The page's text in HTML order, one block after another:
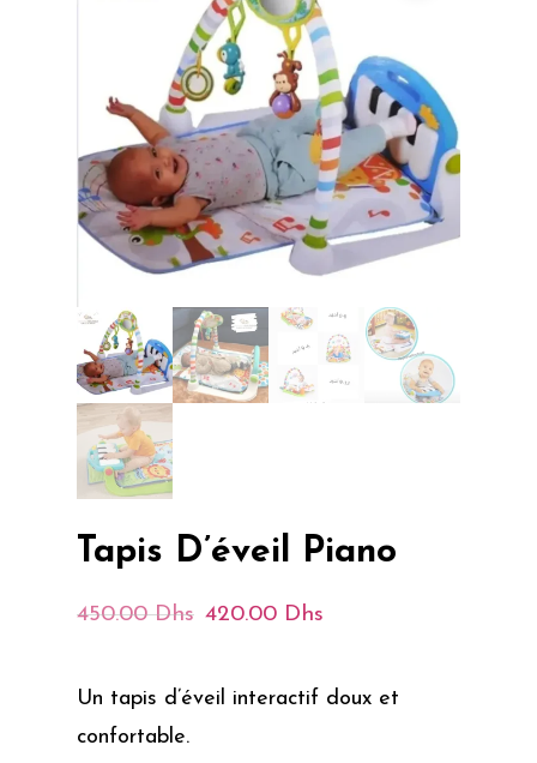
Tapis D’éveil Piano
450.00Dhs Le
Initial
450.00 Dhs.
420.00 Dhs
Actuel
420.00 Dhs.
Un tapis d’éveil interactif doux et
confortable.